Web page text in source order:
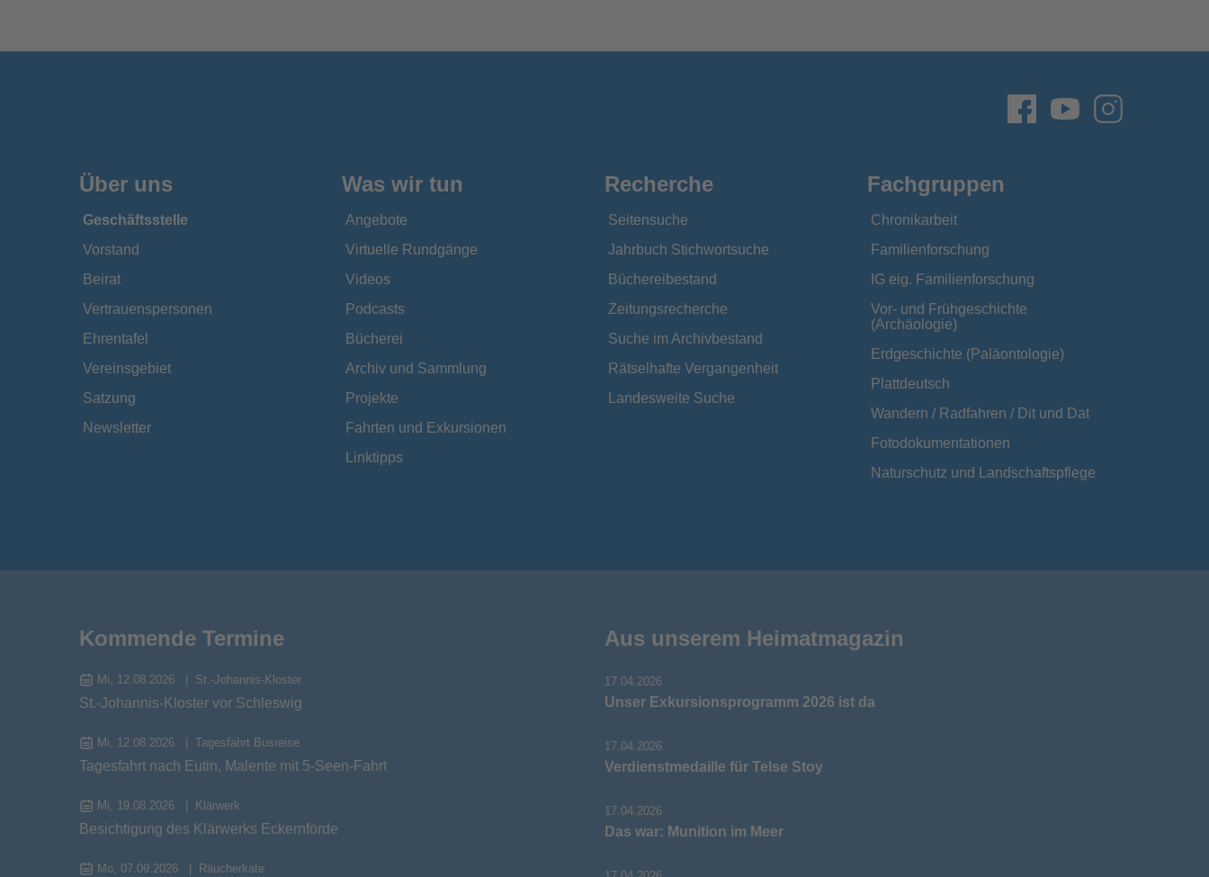
Über uns
Geschäftsstelle
Vorstand
Beirat
Vertrauenspersonen
Ehrentafel
Vereinsgebiet
Satzung
Newsletter
Was wir tun
Angebote
Virtuelle Rundgänge
Videos
Podcasts
Bücherei
Archiv und Sammlung
Projekte
Fahrten und Exkursionen
Linktipps
Recherche
Seitensuche
Jahrbuch Stichwortsuche
Büchereibestand
Zeitungsrecherche
Suche im Archivbestand
Rätselhafte Vergangenheit
Landesweite Suche
Fachgruppen
Chronikarbeit
Familienforschung
IG eig. Familienforschung
Vor- und Frühgeschichte
(Archäologie)
Erdgeschichte (Paläontologie)
Plattdeutsch
Wandern / Radfahren / Dit und Dat
Fotodokumentationen
Naturschutz und Landschaftspflege
Kommende Termine
Mi, 12.08.2026 St.-Johannis-Kloster
St.-Johannis-Kloster vor Schleswig
Mi, 12.08.2026 Tagesfahrt Busreise
Tagesfahrt nach Eutin, Malente mit 5-Seen-Fahrt
Mi, 19.08.2026 Klärwerk
Besichtigung des Klärwerks Eckernförde
Mo, 07.09.2026 Räucherkate
Aus unserem Heimatmagazin
17.04.2026
Unser Exkursionsprogramm 2026 ist da
17.04.2026
Verdienstmedaille für Telse Stoy
17.04.2026
Das war: Munition im Meer